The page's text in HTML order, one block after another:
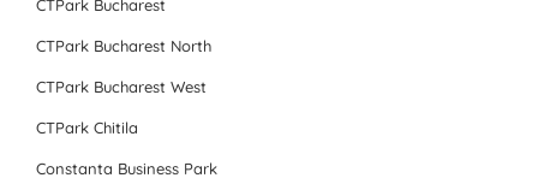
CTPark Bucharest
CTPark Bucharest North
CTPark Bucharest West
CTPark Chitila
Constanta Business Park